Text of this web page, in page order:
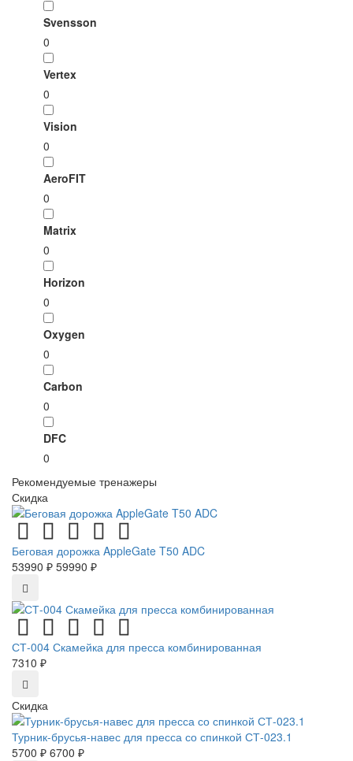
Svensson
0
Vertex
0
Vision
0
AeroFIT
0
Matrix
0
Horizon
0
Oxygen
0
Carbon
0
DFC
0
Рекомендуемые тренажеры
Скидка
Беговая дорожка AppleGate T50 ADC
53990 ₽ 59990 ₽
СТ-004 Скамейка для пресса комбинированная
7310 ₽
Скидка
Турник-брусья-навес для пресса со спинкой СТ-023.1
5700 ₽ 6700 ₽